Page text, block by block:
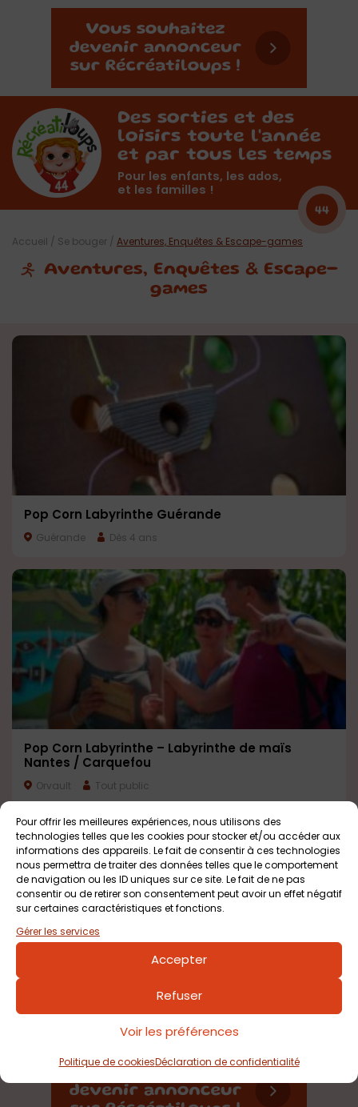
Pour offrir les meilleures expériences, nous utilisons des
technologies telles que les cookies pour stocker et/ou accéder aux
informations des appareils. Le fait de consentir à ces technologies
nous permettra de traiter des données telles que le comportement
de navigation ou les ID uniques sur ce site. Le fait de ne pas
consentir ou de retirer son consentement peut avoir un effet négatif
sur certaines caractéristiques et fonctions.
Gérer les services
Accepter
Refuser
Voir les préférences
Politique de cookiesDéclaration de confidentialité
Des sorties et des
loisirs toute l'année
et par tous les temps
Pour les enfants, les ados,
et les familles !
44
Aventures, Enquêtes & Escape-
games
Accueil / Se bouger / Aventures, Enquêtes & Escape-games
Pop Corn Labyrinthe Guérande
Guérande Dès 4 ans
Pop Corn Labyrinthe – Labyrinthe de maïs
Nantes / Carquefou
Orvault Tout public
Pop Corn Labyrinthe Côte de Jade / Pornic